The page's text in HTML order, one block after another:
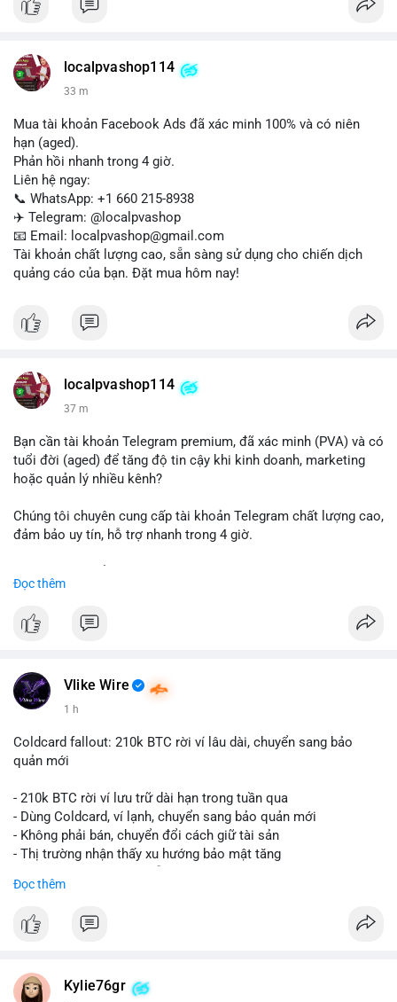
✈️ Telegram: @localpvashop
📧 Email: localpvashop@gmail.com
localpvashop114
33 m
Mua tài khoản Facebook Ads đã xác minh 100% và có niên
hạn (aged).
Phản hồi nhanh trong 4 giờ.
Liên hệ ngay:
📞 WhatsApp: +1 660 215-8938
✈️ Telegram: @localpvashop
📧 Email: localpvashop@gmail.com
Tài khoản chất lượng cao, sẵn sàng sử dụng cho chiến dịch
quảng cáo của bạn. Đặt mua hôm nay!
localpvashop114
37 m
Bạn cần tài khoản Telegram premium, đã xác minh (PVA) và có
tuổi đời (aged) để tăng độ tin cậy khi kinh doanh, marketing
hoặc quản lý nhiều kênh?
Chúng tôi chuyên cung cấp tài khoản Telegram chất lượng cao,
đảm bảo uy tín, hỗ trợ nhanh trong 4 giờ.
📞 WhatsApp: +1 660 215-8938
📧 Email: localpvashop@gmail.com
premium, PVA, aged với giá tốt nhất!
Đọc thêm
Vlike Wire
1 h
Coldcard fallout: 210k BTC rời ví lâu dài, chuyển sang bảo
quản mới
- 210k BTC rời ví lưu trữ dài hạn trong tuần qua
- Dùng Coldcard, ví lạnh, chuyển sang bảo quản mới
- Không phải bán, chuyển đổi cách giữ tài sản
- Thị trường nhận thấy xu hướng bảo mật tăng
#vlikevn #titanbot
Đọc thêm
Kylie76gr